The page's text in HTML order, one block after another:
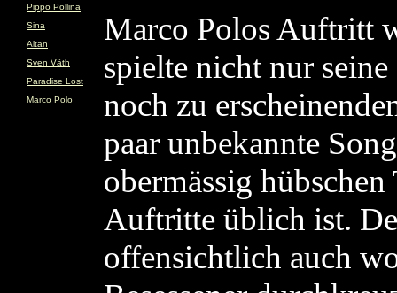
Pippo Pollina
Sina
Altan
Sven Väth
Paradise Lost
Marco Polo
Marco Polos Auftritt
spielte nicht nur
noch zu
paar unbekannte
obermässig
Auftritte üblich ist.
offensichtlich auch